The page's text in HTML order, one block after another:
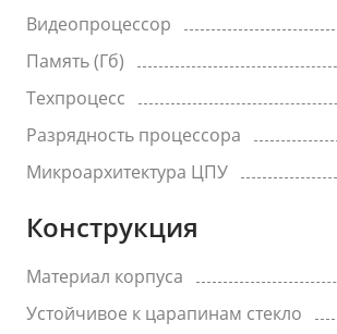
Видеопроцессор
Память (Гб)
Техпроцесс
Разрядность процессора
Микроархитектура ЦПУ
Конструкция
Материал корпуса
Устойчивое к царапинам стекло